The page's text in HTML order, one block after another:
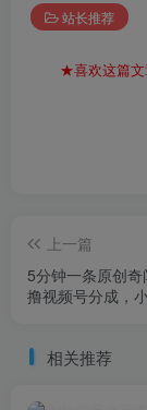
站长推荐
★喜欢这篇文
上一篇
5分钟一条原创
撸视频号分成，
相关推荐